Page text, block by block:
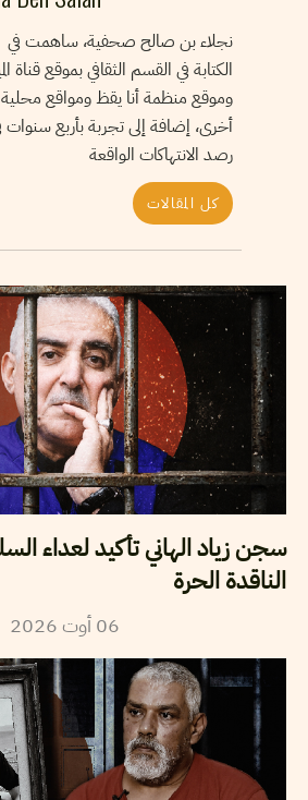
نجلاء بن صالح صحفية، ساهمت في
الكتابة في القسم الثقافي بموقع قناة
وموقع منظمة أنا يقظ ومواقع محلية
أخرى، إضافة إلى تجربة بأربع سنوات
رصد الانتهاكات الواقعة
كل المقالات
سجن زياد الهاني تأكيد لعداء
الناقدة الحرة
06 أوت2026